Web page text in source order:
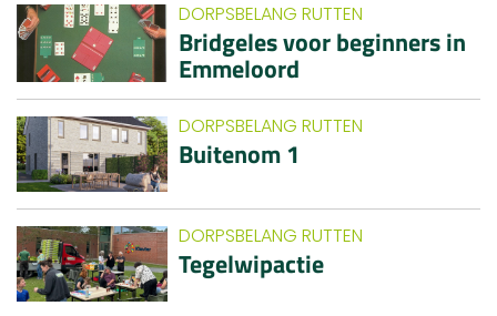
DORPSBELANG RUTTEN
Bridgeles voor beginners in
Emmeloord
DORPSBELANG RUTTEN
Buitenom 1
DORPSBELANG RUTTEN
Tegelwipactie